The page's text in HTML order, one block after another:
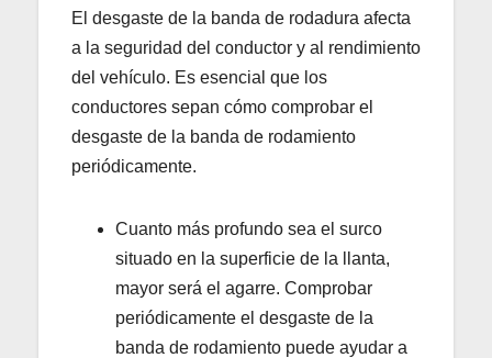
El desgaste de la banda de rodadura afecta
a la seguridad del conductor y al rendimiento
del vehículo. Es esencial que los
conductores sepan cómo comprobar el
desgaste de la banda de rodamiento
periódicamente.
Cuanto más profundo sea el surco
situado en la superficie de la llanta,
mayor será el agarre. Comprobar
periódicamente el desgaste de la
banda de rodamiento puede ayudar a